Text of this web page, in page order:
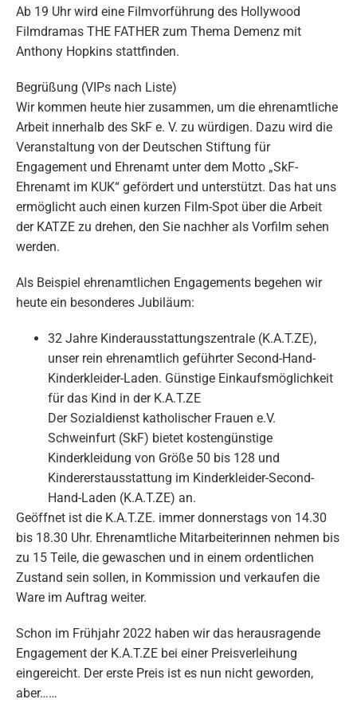
Ab 19 Uhr wird eine Filmvorführung des Hollywood
Filmdramas THE FATHER zum Thema Demenz mit
Anthony Hopkins stattfinden.
Begrüßung (VIPs nach Liste)
Wir kommen heute hier zusammen, um die ehrenamtliche
Arbeit innerhalb des SkF e. V. zu würdigen. Dazu wird die
Veranstaltung von der Deutschen Stiftung für
Engagement und Ehrenamt unter dem Motto „SkF-
Ehrenamt im KUK“ gefördert und unterstützt. Das hat uns
ermöglicht auch einen kurzen Film-Spot über die Arbeit
der KATZE zu drehen, den Sie nachher als Vorfilm sehen
werden.
Als Beispiel ehrenamtlichen Engagements begehen wir
heute ein besonderes Jubiläum:
32 Jahre Kinderausstattungszentrale (K.A.T.ZE),
unser rein ehrenamtlich geführter Second-Hand-
Kinderkleider-Laden. Günstige Einkaufsmöglichkeit
für das Kind in der K.A.T.ZE
Der Sozialdienst katholischer Frauen e.V.
Schweinfurt (SkF) bietet kostengünstige
Kinderkleidung von Größe 50 bis 128 und
Kindererstausstattung im Kinderkleider-Second-
Hand-Laden (K.A.T.ZE) an.
Geöffnet ist die K.A.T.ZE. immer donnerstags von 14.30
bis 18.30 Uhr. Ehrenamtliche Mitarbeiterinnen nehmen bis
zu 15 Teile, die gewaschen und in einem ordentlichen
Zustand sein sollen, in Kommission und verkaufen die
Ware im Auftrag weiter.
Schon im Frühjahr 2022 haben wir das herausragende
Engagement der K.A.T.ZE bei einer Preisverleihung
eingereicht. Der erste Preis ist es nun nicht geworden,
aber……